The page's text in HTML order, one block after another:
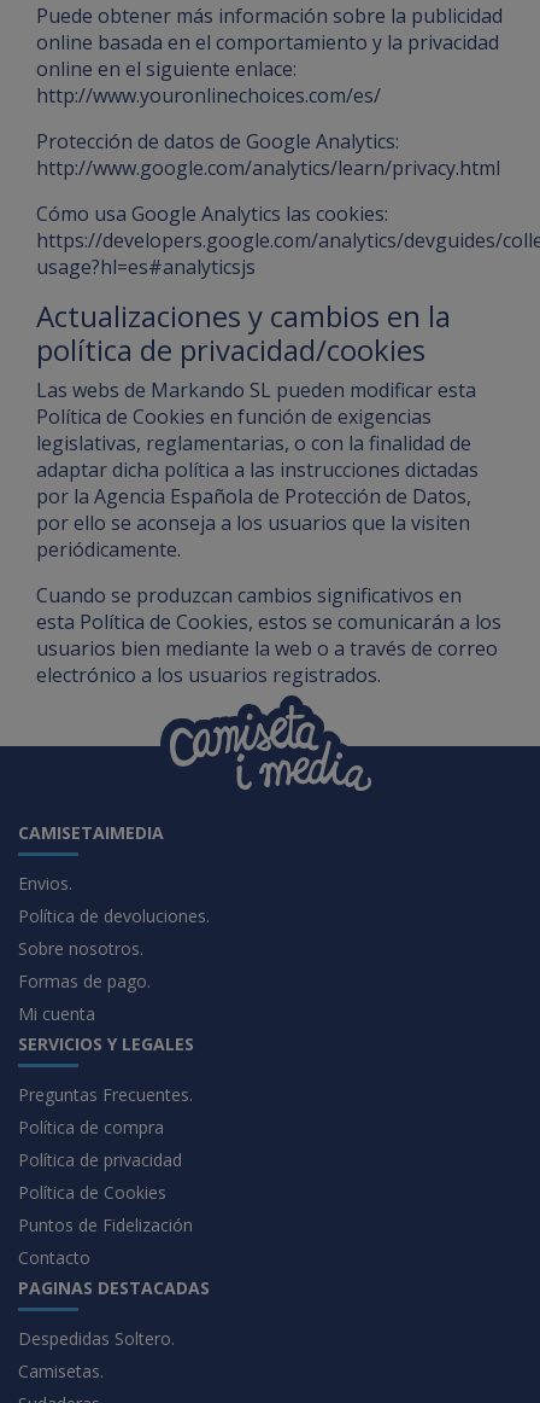
Puede obtener más información sobre la publicidad
online basada en el comportamiento y la privacidad
online en el siguiente enlace:
http://www.youronlinechoices.com/es/
Protección de datos de Google Analytics:
http://www.google.com/analytics/learn/privacy.html
Cómo usa Google Analytics las cookies:
https://developers.google.com/analytics/devguides/
usage?hl=es#analyticsjs
Actualizaciones y cambios en la
política de privacidad/cookies
Las webs de Markando SL pueden modificar esta
Política de Cookies en función de exigencias
legislativas, reglamentarias, o con la finalidad de
adaptar dicha política a las instrucciones dictadas
por la Agencia Española de Protección de Datos,
por ello se aconseja a los usuarios que la visiten
periódicamente.
Cuando se produzcan cambios significativos en
esta Política de Cookies, estos se comunicarán a los
usuarios bien mediante la web o a través de correo
electrónico a los usuarios registrados.
CAMISETAIMEDIA
Envios.
Política de devoluciones.
Sobre nosotros.
Formas de pago.
Mi cuenta
SERVICIOS Y LEGALES
Preguntas Frecuentes.
Política de compra
Política de privacidad
Política de Cookies
Puntos de Fidelización
Contacto
PAGINAS DESTACADAS
Despedidas Soltero.
Camisetas.